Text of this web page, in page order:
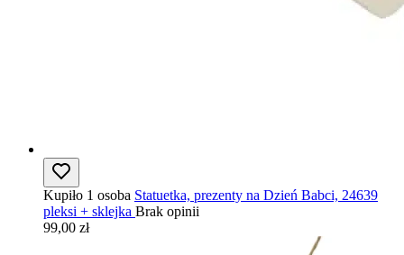
Kupiło 1 osoba Statuetka, prezenty na Dzień Babci, 24639
pleksi + sklejka Brak opinii
99,00 zł